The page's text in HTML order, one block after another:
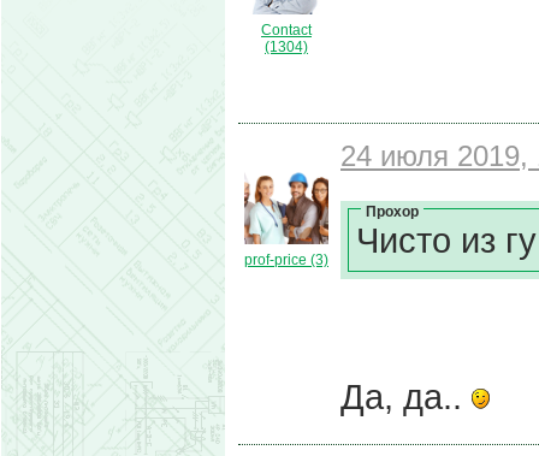
Contact
(1304)
prof-price (3)
24 июля 2019,
Прохор
Чисто из
Да, да..